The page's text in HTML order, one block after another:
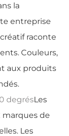
la
entreprise
raconte
Couleurs,
aux produits
degrésLes
de
Les